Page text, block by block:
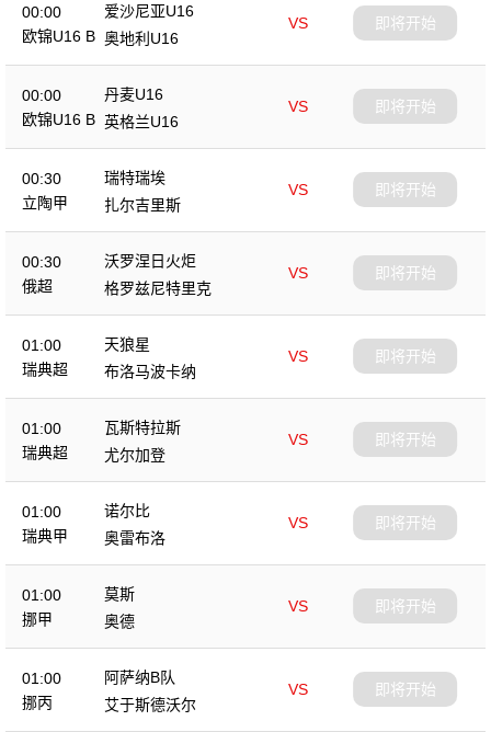
00:00
欧锦U16 B
爱沙尼亚U16
VS
奥地利U16
即将开始
00:00
欧锦U16 B
丹麦U16
VS
英格兰U16
即将开始
00:30
立陶甲
瑞特瑞埃
VS
扎尔吉里斯
即将开始
00:30
俄超
沃罗涅日火炬
VS
格罗兹尼特里克
即将开始
01:00
瑞典超
天狼星
VS
布洛马波卡纳
即将开始
01:00
瑞典超
瓦斯特拉斯
VS
尤尔加登
即将开始
01:00
瑞典甲
诺尔比
VS
奥雷布洛
即将开始
01:00
挪甲
莫斯
VS
奥德
即将开始
01:00
挪丙
阿萨纳B队
VS
艾于斯德沃尔
即将开始